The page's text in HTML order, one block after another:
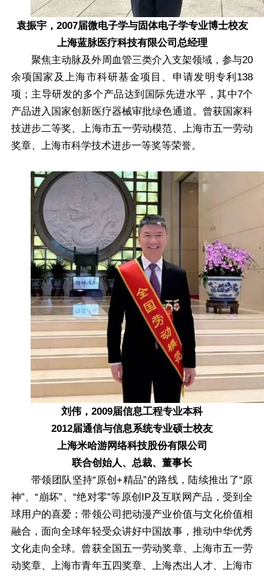
袁振宇，2007届微电子学与固体电子学专业博士校友
上海蓝脉医疗科技有限公司总经理
聚焦主动脉及外周血管三类介入支架领域，参与20
余项国家及上海市科研基金项目、申请发明专利138
项；主导研发的多个产品达到国际先进水平，其中7个
产品进入国家创新医疗器械审批绿色通道。曾获国家科
技进步二等奖、上海市五一劳动模范、上海市五一劳动
奖章、上海市科学技术进步一等奖等荣誉。
刘伟，2009届信息工程专业本科
2012届通信与信息系统专业硕士校友
上海米哈游网络科技股份有限公司
联合创始人、总裁、董事长
带领团队坚持“原创+精品”的路线，陆续推出了“原
神”、“崩坏”、“绝对零”等原创IP及互联网产品，受到全
球用户的喜爱；带领公司把动漫产业价值与文化价值相
融合，面向全球年轻受众讲好中国故事，推动中华优秀
文化走向全球。曾获全国五一劳动奖章、上海市五一劳
动奖章、上海市青年五四奖章、上海杰出人才、上海市